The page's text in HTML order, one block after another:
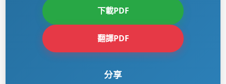
下載PDF
翻譯PDF
分享